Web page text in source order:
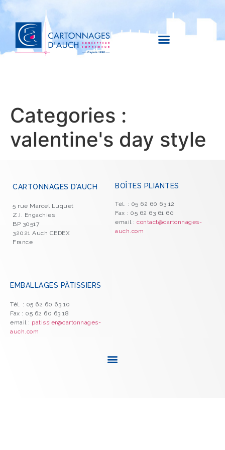
Categories :
valentine's day style
CARTONNAGES D’AUCH
5 rue Marcel Luquet
Z.I. Engachies
BP 30517
32021 Auch CEDEX
France
BOÎTES PLIANTES
Tél. : 05 62 60 63 12
Fax : 05 62 63 61 60
email : contact@cartonnages-
auch.com
EMBALLAGES PÂTISSIERS
Tél. : 05 62 60 63 10
Fax : 05 62 60 63 18
email : patissier@cartonnages-
auch.com